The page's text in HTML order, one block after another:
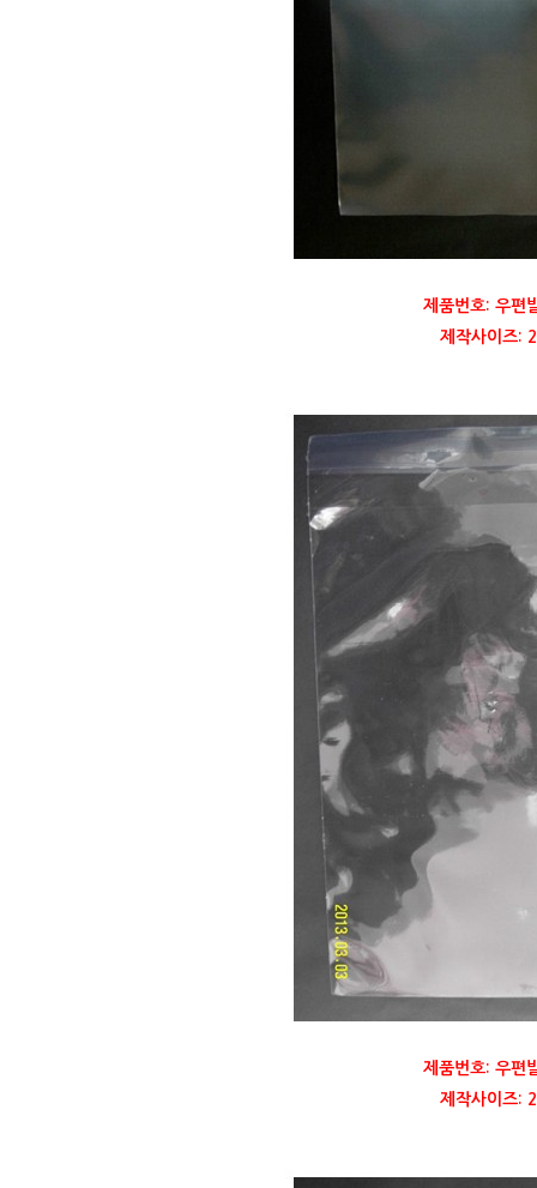
제품번호: 우편
제작사이즈:
제품번호: 우편
제작사이즈: